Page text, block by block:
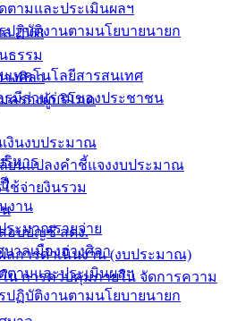
ตามและประเมินผลฯ
ปฏิบัติงานตามนโยบายนายก
ทคโนโลยีสารสนเทศ
รมีส่วนร่วมของประชาชน
งินงบประมาณ
ยนแปลงคำชี้แจงงบประมาณ
ช้จ่ายงินรวม
น
อบบัญชี สตง.
ลการดำเนินงาน (งบประมาณ)
น การควบคุมภายใน จัดการความ
2568
ธรรม
างศิลา
ครองผู้บริโภค
ริหาร
งาน
ะมาณรายจ่าย
าลเมืองอ่างศิลา
ตามและประเมินผลฯ
ปฏิบัติงานตามนโยบายนายก
ลเมืองอ่างศิลา เรื่อง ประกวดราคา
ฝอยภายในเทศบาลเมืองอ่างศิลา
รอนิกส์ (e-bidding)
ลเมืองอ่างศิลา เรื่อง ประกวดราคา
น 3 โครงการ ด้วยวิธีประกวดราคา
าลเมืองอ่างศิลา เรื่อง ประกวกราคา
เช้าซ่อมไฟฟ้า จำนวน ๑ คัน ด้วยวิธี
(e-bidding)
ลเมืองอ่างศิลา เรื่อง ประกวดราคา
เสริมเหล็ก บริเวณทางเข้าหมู่บ้าน
คาอิเล็กทรอนิกส์ (e-bidding)
ลเมืองอ่างศิลา เรื่อง ประกวดราคา
สริมเหล็กพร้อมท่อระบายน้ำ บริเวณ